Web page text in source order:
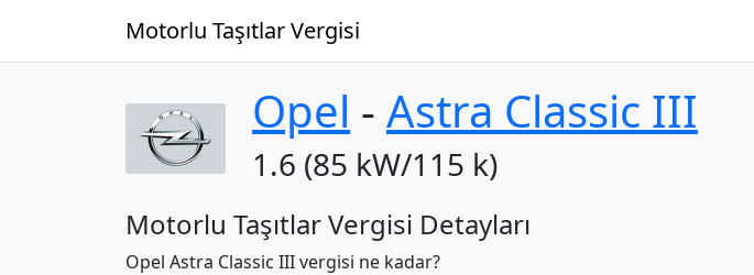
Motorlu Taşıtlar Vergisi
Opel ‐ Astra Classic III
1.6 (85 kW/115 k)
Motorlu Taşıtlar Vergisi Detayları
Opel Astra Classic III vergisi ne kadar?